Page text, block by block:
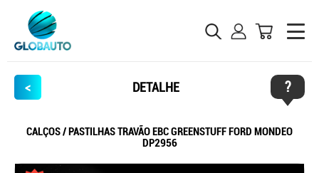
< DETALHE ?
CALÇOS / PASTILHAS TRAVÃO EBC GREENSTUFF FORD MONDEO
DP2956